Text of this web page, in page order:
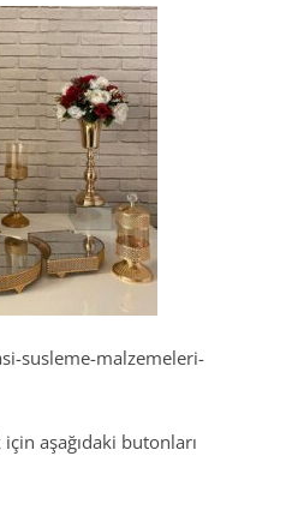
susleme-malzemeleri-
aşağıdaki butonları